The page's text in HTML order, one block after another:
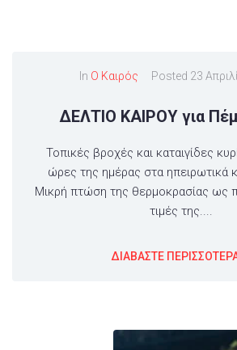
In Ο Καιρός Posted 23
ΔΕΛΤΙΟ ΚΑΙΡΟΥ για
Τοπικές βροχές και καταιγίδες
ώρες της ημέρας στα ηπειρωτικά
Μικρή πτώση της θερμοκρασίας ως
τιμές της....
ΔΙΑΒΑΣΤΕ